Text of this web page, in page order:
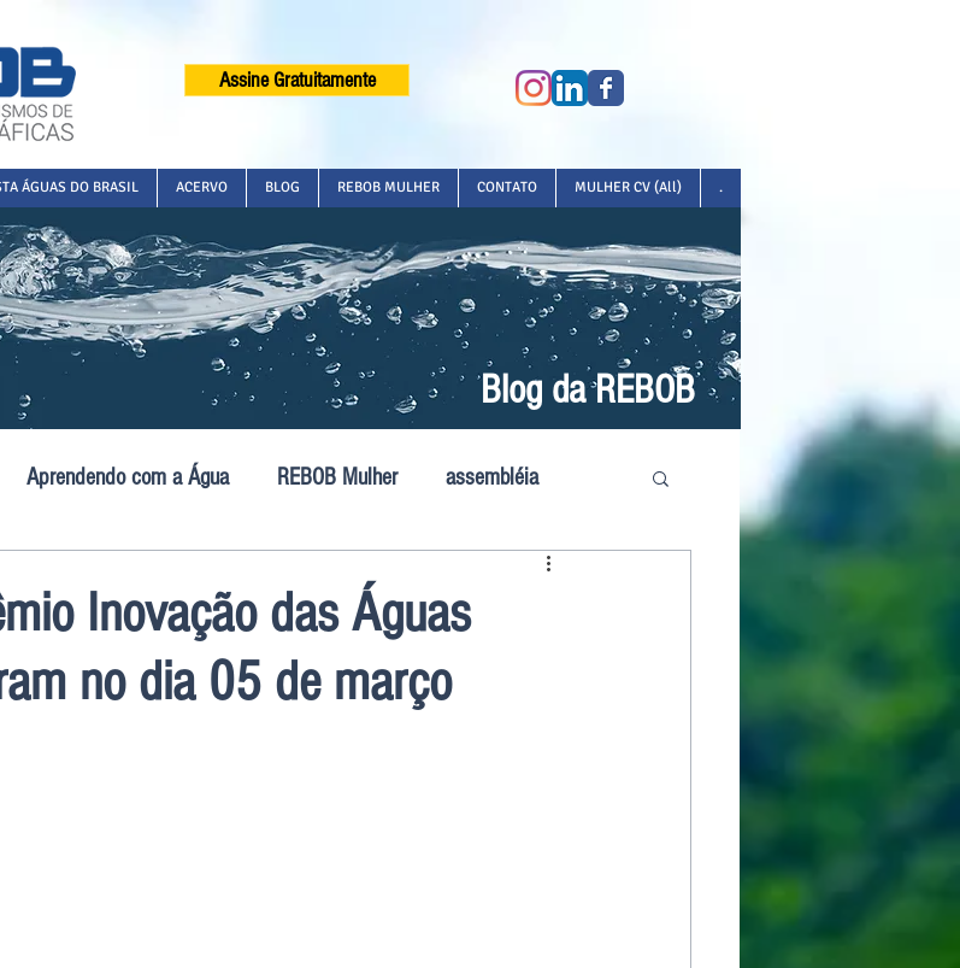
Assine Gratuitamente
ÁGUAS DO BRASIL ACERVO BLOG REBOB MULHER CONTATO MULHER CV (All) .
Blog da REBOB
Aprendendo com a Água REBOB Mulher assembléia
Inovação das Águas
no dia 05 de março